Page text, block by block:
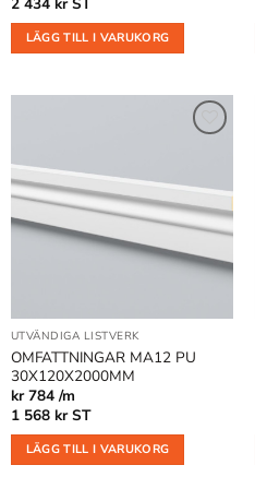
LÄGG TILL I VARUKORG
i
önskelistan
UTVÄNDIGA LISTVERK
OMFATTNINGAR MA12 PU
30X120X2000MM
kr 784 /m
1 568 kr ST
LÄGG TILL I VARUKORG